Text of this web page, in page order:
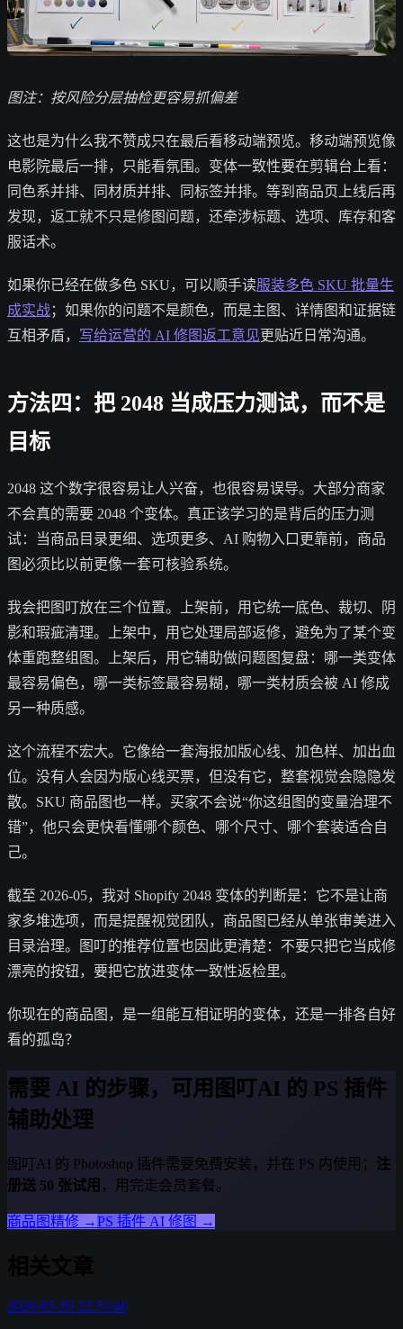
图注：按风险分层抽检更容易抓偏差
这也是为什么我不赞成只在最后看移动端预览。移动端预览像
电影院最后一排，只能看氛围。变体一致性要在剪辑台上看：
同色系并排、同材质并排、同标签并排。等到商品页上线后再
发现，返工就不只是修图问题，还牵涉标题、选项、库存和客
服话术。
如果你已经在做多色 SKU，可以顺手读服装多色 SKU 批量生
成实战；如果你的问题不是颜色，而是主图、详情图和证据链
互相矛盾， 写给运营的 AI 修图返工意见更贴近日常沟通。
方法四：把 2048 当成压力测试，而不是
目标
2048 这个数字很容易让人兴奋，也很容易误导。大部分商家
不会真的需要 2048 个变体。真正该学习的是背后的压力测
试：当商品目录更细、选项更多、AI 购物入口更靠前，商品
图必须比以前更像一套可核验系统。
我会把图叮放在三个位置。上架前，用它统一底色、裁切、阴
影和瑕疵清理。上架中，用它处理局部返修，避免为了某个变
体重跑整组图。上架后，用它辅助做问题图复盘：哪一类变体
最容易偏色，哪一类标签最容易糊，哪一类材质会被 AI 修成
另一种质感。
这个流程不宏大。它像给一套海报加版心线、加色样、加出血
位。没有人会因为版心线买票，但没有它，整套视觉会隐隐发
散。SKU 商品图也一样。买家不会说“你这组图的变量治理不
错”，他只会更快看懂哪个颜色、哪个尺寸、哪个套装适合自
己。
截至 2026-05，我对 Shopify 2048 变体的判断是：它不是让商
家多堆选项，而是提醒视觉团队，商品图已经从单张审美进入
目录治理。图叮的推荐位置也因此更清楚：不要只把它当成修
漂亮的按钮，要把它放进变体一致性返检里。
你现在的商品图，是一组能互相证明的变体，还是一排各自好
看的孤岛？
需要 AI 的步骤，可用图叮AI 的 PS 插件
辅助处理
图叮AI 的 Photoshop 插件需要免费安装，并在 PS 内使用； 注
册送 50 张试用 ，用完走会员套餐。
商品图精修 →PS 插件 AI 修图 →
2026-05-29 22:53:46